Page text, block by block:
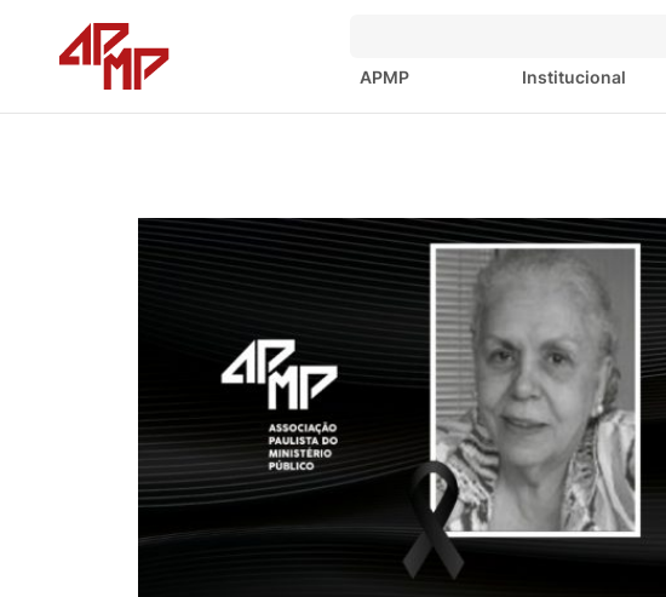
APMP
Institucional